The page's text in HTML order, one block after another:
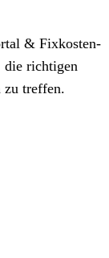
& Fixkosten-
die richtigen
zu treffen.